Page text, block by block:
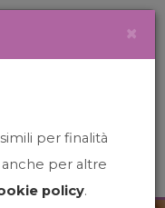
×
per finalità
per altre
policy.